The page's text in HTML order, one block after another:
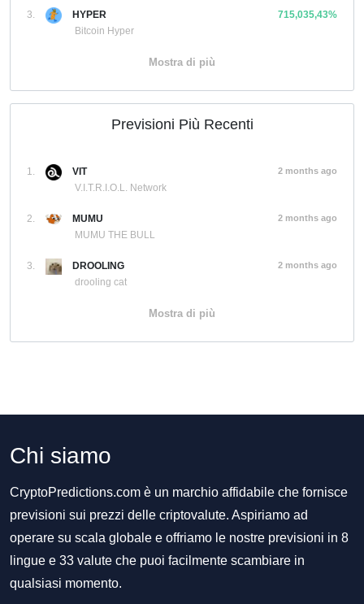
3.
HYPER
Bitcoin Hyper
715,035,43%
Mostra di più
Previsioni Più Recenti
1.
VIT
V.I.T.R.I.O.L. Network
2 months ago
2.
MUMU
MUMU THE BULL
2 months ago
3.
DROOLING
drooling cat
2 months ago
Mostra di più
Chi siamo
CryptoPredictions.com è un marchio affidabile che fornisce
previsioni sui prezzi delle criptovalute. Aspiriamo ad
operare su scala globale e offriamo le nostre previsioni in 8
lingue e 33 valute che puoi facilmente scambiare in
qualsiasi momento.